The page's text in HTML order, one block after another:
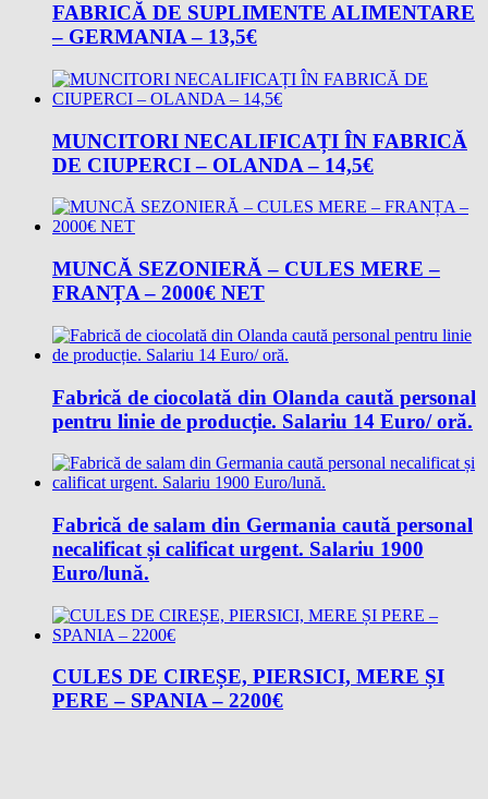
FABRICĂ DE SUPLIMENTE ALIMENTARE
– GERMANIA – 13,5€
MUNCITORI NECALIFICAȚI ÎN FABRICĂ
DE CIUPERCI – OLANDA – 14,5€
MUNCĂ SEZONIERĂ – CULES MERE –
FRANȚA – 2000€ NET
Fabrică de ciocolată din Olanda caută personal
pentru linie de producție. Salariu 14 Euro/ oră.
Fabrică de salam din Germania caută personal
necalificat și calificat urgent. Salariu 1900
Euro/lună.
CULES DE CIREȘE, PIERSICI, MERE ȘI
PERE – SPANIA – 2200€